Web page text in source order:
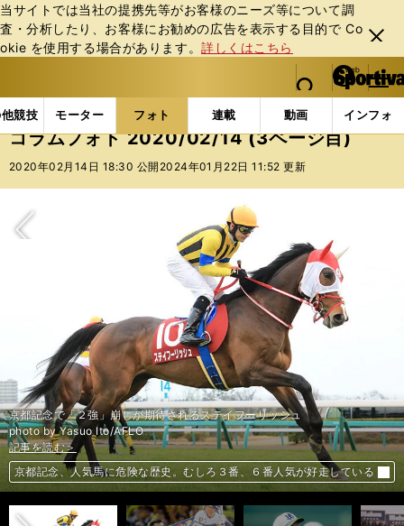
当サイトでは当社の提携先等がお客様のニーズ等について調
査・分析したり、お客様にお勧めの広告を表⽰する⽬的で Co
okie を使⽤する場合があります。詳しくはこちら
閉じ
る
web Sportiva (webスポルティーバ)
検索
マイペ
ー
ジ
メニュ
競技 モーター フォト 連載 動画 インフォ
b
ス
ポ
ル
ー
バ
フォトギャラリー コラムフォト コラムフォト
コラムフォト 2020/02/14 (3ページ目)
2020年02月14日 18:30 公開 2024年01月22日 11:52 更新
記事を読む＞
ヤクルト進撃の起爆剤となるか。名手エスコバーがチームに与える好影響
記事を読む＞
バルサと資金の差は10分の１以下。それでも３位ヘタフェが強い理由
京都記念で「２強」崩しが期待されるステイフーリッシュ
photo by Yasuo Ito/AFLO
記事を読む＞
京都記念、人気馬に危険な歴史。むしろ３番、６番人気が好走している
記事を読む＞
八重樫幸雄が明かす青木宣親のすごさ「ボクシングで世界王者になれる」
前へ